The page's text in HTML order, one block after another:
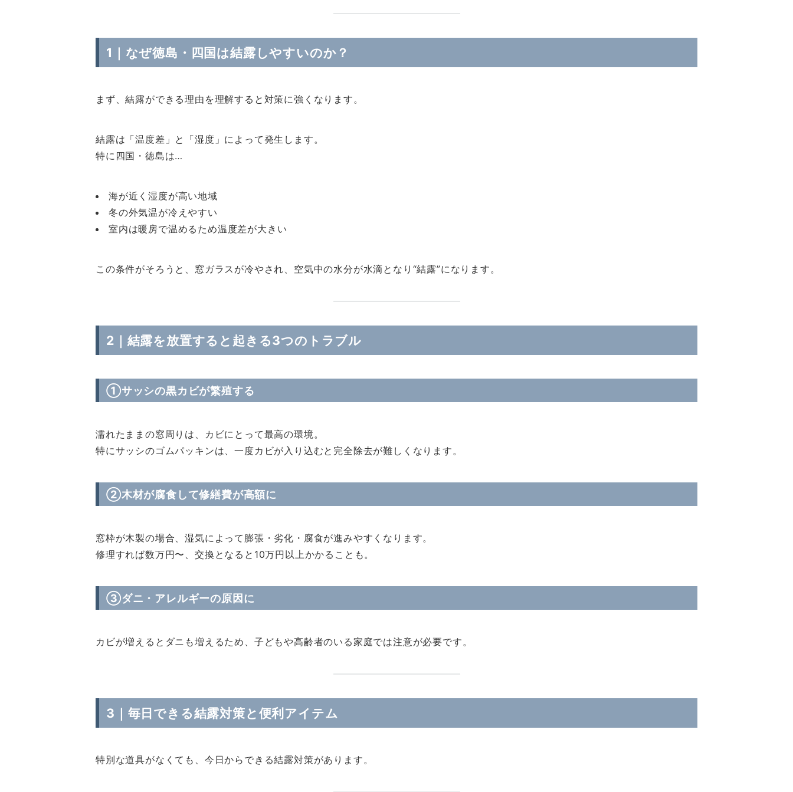
1｜なぜ徳島・四国は結露しやすいのか？
まず、結露ができる理由を理解すると対策に強くなります。
結露は「温度差」と「湿度」によって発生します。
特に四国・徳島は…
海が近く湿度が高い地域
冬の外気温が冷えやすい
室内は暖房で温めるため温度差が大きい
この条件がそろうと、窓ガラスが冷やされ、空気中の水分が水滴となり“結露”になります。
2｜結露を放置すると起きる3つのトラブル
①サッシの黒カビが繁殖する
濡れたままの窓周りは、カビにとって最高の環境。
特にサッシのゴムパッキンは、一度カビが入り込むと完全除去が難しくなります。
②木材が腐食して修繕費が高額に
窓枠が木製の場合、湿気によって膨張・劣化・腐食が進みやすくなります。
修理すれば数万円〜、交換となると10万円以上かかることも。
③ダニ・アレルギーの原因に
カビが増えるとダニも増えるため、子どもや高齢者のいる家庭では注意が必要です。
3｜毎日できる結露対策と便利アイテム
特別な道具がなくても、今日からできる結露対策があります。